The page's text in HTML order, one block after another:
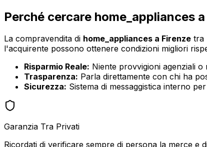
Perché cercare home_appliances a
La compravendita di home_appliances a Firenze tra
l'acquirente possono ottenere condizioni migliori
Risparmio Reale: Niente provvigioni agenziali o
Trasparenza: Parla direttamente con chi ha
Sicurezza: Sistema di messaggistica interno
Garanzia Tra Privati
Ricordati di verificare sempre di persona la merce e